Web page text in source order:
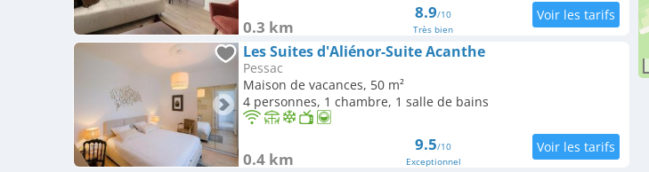
0.3 km
8.9/10
Très bien
Les Suites d'Aliénor-Suite Acanthe
Pessac
Maison de vacances, 50 m²
4 personnes, 1 chambre, 1 salle de bains
0.4 km
9.5/10
Exceptionnel